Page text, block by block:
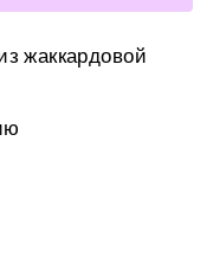
жаккардовой